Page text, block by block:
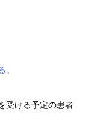
受ける予定の患者